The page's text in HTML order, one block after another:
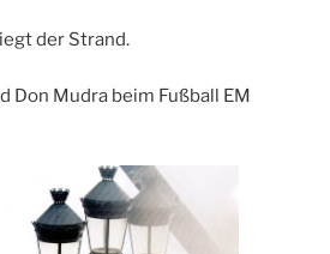
der Strand.
Don Mudra beim Fußball EM